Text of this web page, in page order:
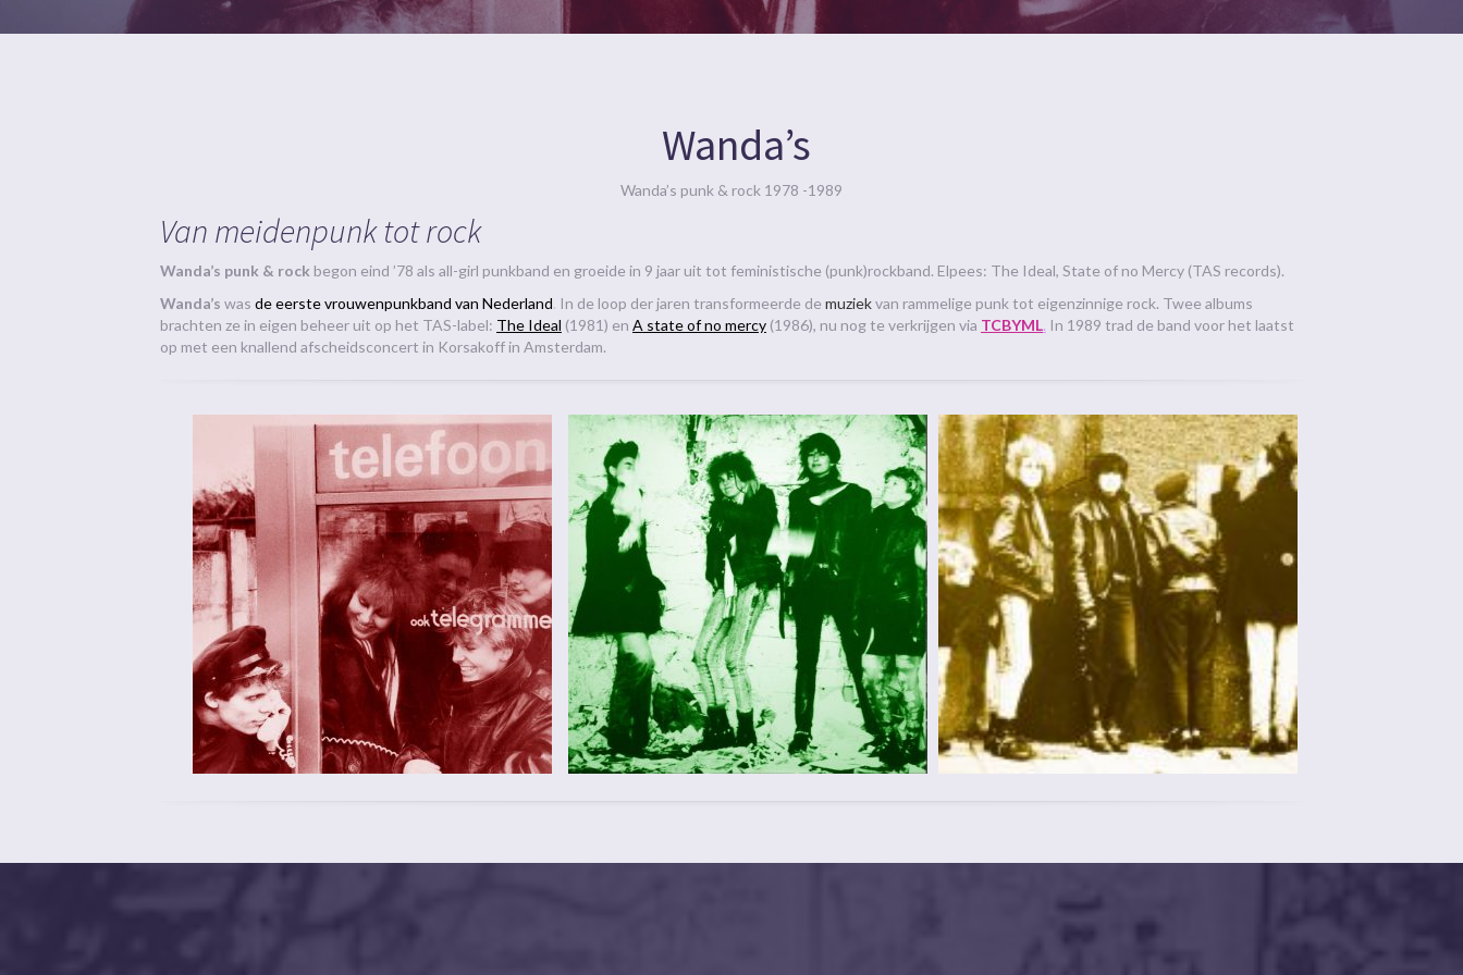
Wanda’s
Wanda’s punk & rock 1978 -1989
Van meidenpunk tot rock
Wanda’s punk & rock begon eind ’78 als all-girl punkband en groeide in 9 jaar uit tot feministische (punk)rockband. Elpees: The Ideal, State of no Mercy (TAS records).
Wanda’s was de eerste vrouwenpunkband van Nederland. In de loop der jaren transformeerde de muziekvan rammelige punk tot eigenzinnige rock. Twee albums
brachten ze in eigen beheer uit op het TAS-label: The Ideal (1981) en A state of no mercy (1986), nu nog te verkrijgen via TCBYML. In 1989 trad de band voor het laatst
op met een knallend afscheidsconcert in Korsakoff in Amsterdam.